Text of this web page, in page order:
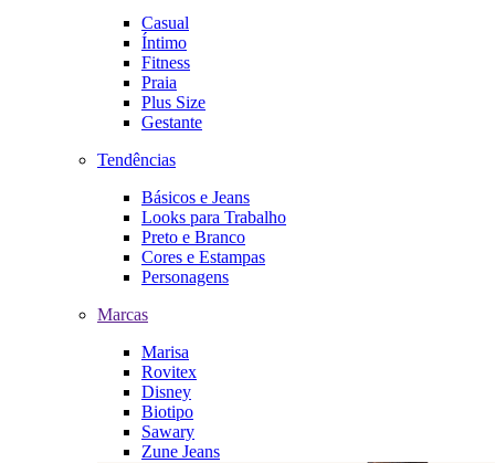
Casual
Íntimo
Fitness
Praia
Plus Size
Gestante
Tendências
Básicos e Jeans
Looks para Trabalho
Preto e Branco
Cores e Estampas
Personagens
Marcas
Marisa
Rovitex
Disney
Biotipo
Sawary
Zune Jeans